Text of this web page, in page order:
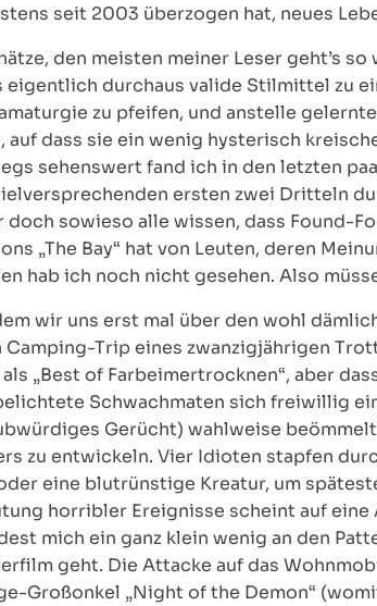
seit 2003 überzogen hat, neues
den meisten meiner Leser geht’s
eigentlich durchaus valide Stilmittel zu
zu pfeifen, und anstelle
auf dass sie ein wenig hysterisch
sehenswert fand ich in den letzten
ersten zwei Dritteln
doch sowieso alle wissen, dass Found-
„The Bay“ hat von Leuten, deren
hab ich noch nicht gesehen. Also
wir uns erst mal über den wohl
Camping-Trip eines zwanzigjährigen
„Best of Farbeimertrocknen“, aber
Schwachmaten sich freiwillig
Gerücht) wahlweise
zu entwickeln. Vier Idioten stapfen
eine blutrünstige Kreatur, um
horribler Ereignisse scheint auf
mich ein ganz klein wenig an den
geht. Die Attacke auf das
Großonkel „Night of the Demon“